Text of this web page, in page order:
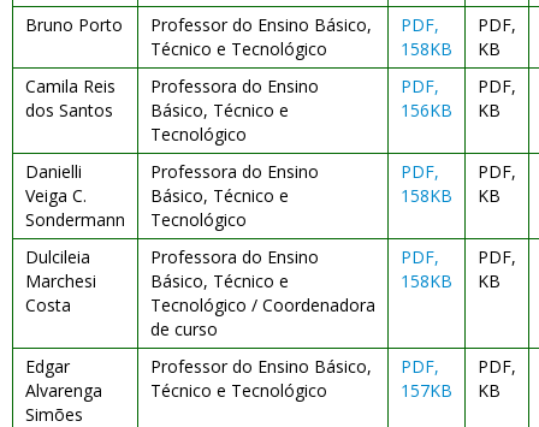
Bruno Porto
Professor do Ensino Básico,
Técnico e Tecnológico
PDF,
158KB
PDF,
KB
Camila Reis
dos Santos
Professora do Ensino
Básico, Técnico e
Tecnológico
PDF,
156KB
PDF,
KB
Danielli
Veiga C.
Sondermann
Professora do Ensino
Básico, Técnico e
Tecnológico
PDF,
158KB
PDF,
KB
Dulcileia
Marchesi
Costa
Professora do Ensino
Básico, Técnico e
Tecnológico / Coordenadora
de curso
PDF,
158KB
PDF,
KB
Edgar
Alvarenga
Simões
Professor do Ensino Básico,
Técnico e Tecnológico
PDF,
157KB
PDF,
KB